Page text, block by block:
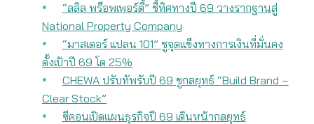
“ลลิล พร็อพเพอร์ตี้” ชี้ทิศทางปี 69 วางรากฐานสู่
National Property Company
“มาสเตอร์ แปลน 101” ชูจุดแข็งทางการเงินที่มั่นคง
ตั้งเป้าปี 69 โต 25%
CHEWA ปรับทัพรับปี 69 ชูกลยุทธ์ “Build Brand –
Clear Stock”
ซีคอนเปิดแผนธุรกิจปี 69 เดินหน้ากลยุทธ์